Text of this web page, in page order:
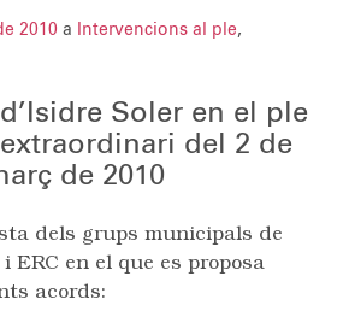
2010 a Intervencions al ple,
Soler en el ple
del 2 de
de 2010
dels grups municipals de
ERC en el que es proposa
acords: